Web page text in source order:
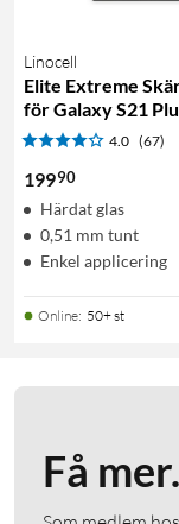
Linocell
Elite Extreme
för Galaxy S21
4.0 (67)
19990
Härdat glas
0,51 mm tunt
Enkel applicering
Online: 50+ st
Få